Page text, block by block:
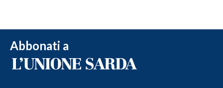
Abbonati a